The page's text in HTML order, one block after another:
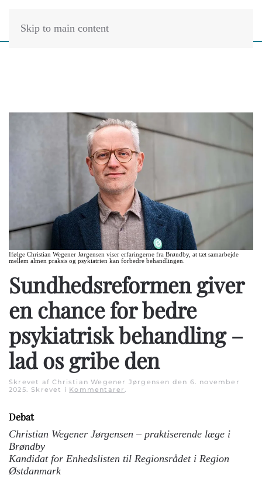
Skip to main content
Ifølge Christian Wegener Jørgensen viser erfaringerne fra Brøndby, at tæt samarbejde
mellem almen praksis og psykiatrien kan forbedre behandlingen.
Sundhedsreformen giver
en chance for bedre
psykiatrisk behandling –
lad os gribe den
Skrevet af Christian Wegener Jørgensen den 6. november
2025. Skrevet i Kommentarer.
Debat
Christian Wegener Jørgensen – praktiserende læge i
Brøndby
Kandidat for Enhedslisten til Regionsrådet i Region
Østdanmark